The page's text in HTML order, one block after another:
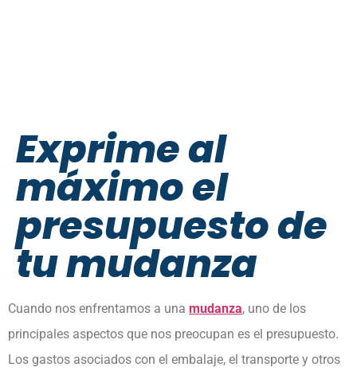
Exprime al
máximo el
presupuesto de
tu mudanza
Cuando nos enfrentamos a una mudanza, uno de los
principales aspectos que nos preocupan es el presupuesto.
Los gastos asociados con el embalaje, el transporte y otros